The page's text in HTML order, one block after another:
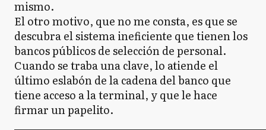
mismo.
El otro motivo, que no me consta, es que se
descubra el sistema ineficiente que tienen los
bancos públicos de selección de personal.
Cuando se traba una clave, lo atiende el
último eslabón de la cadena del banco que
tiene acceso a la terminal, y que le hace
firmar un papelito.